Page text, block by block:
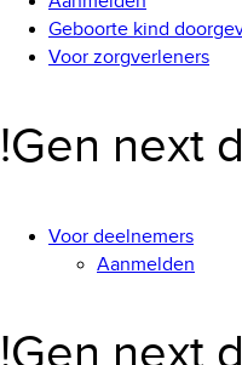
Geboorte kind
Voor zorgverleners
!Gen next
Voor deelnemers
Aanmelden